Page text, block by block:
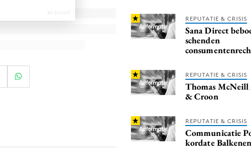
REPUTATIE & CRISIS
Sana Direct
schenden
REPUTATIE & CRISIS
Thomas McNeill
& Croon
REPUTATIE & CRISIS
Communicatie
kordate